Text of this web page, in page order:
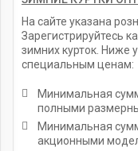
На сайте указана
Зарегистрируйтесь
зимних курток. Ниже
специальным ценам:
Минимальная
полными
Минимальная
акционными